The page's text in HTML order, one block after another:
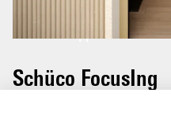
Vrid på din
uppleva denna
Schüco FocusIng
Windows and
innovative Schüco